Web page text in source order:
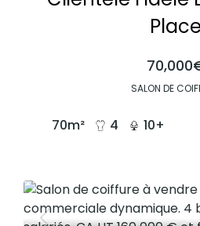
Place
SALON DE
70m² 4 10+